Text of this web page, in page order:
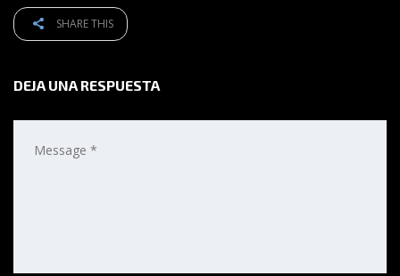
SHARE THIS
DEJA UNA RESPUESTA